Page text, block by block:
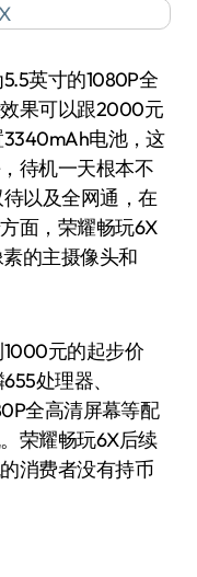
英寸的1080P全
果可以跟2000元
电池，这
待机一天根本不
以及全网通，在
面，荣耀畅玩6X
的主摄像头和
元的起步价
处理器、
全高清屏幕等配
荣耀畅玩6X后续
消费者没有持币